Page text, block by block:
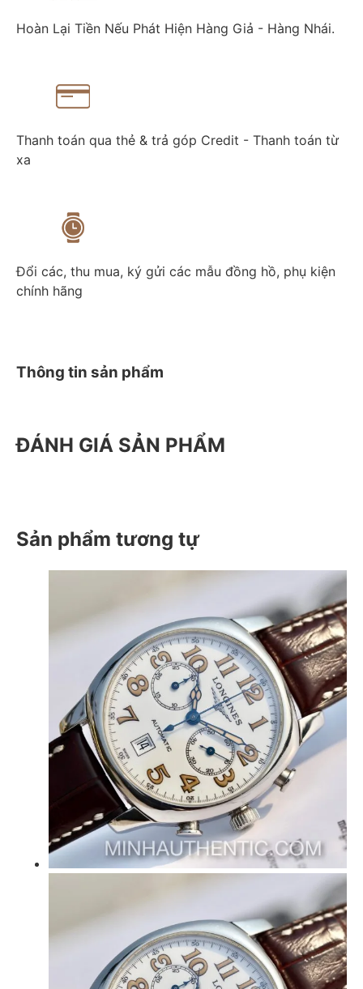
Hoàn Lại Tiền Nếu Phát Hiện Hàng Giả - Hàng Nhái.
Thanh toán qua thẻ & trả góp Credit - Thanh toán từ
xa
Đổi các, thu mua, ký gửi các mẫu đồng hồ, phụ kiện
chính hãng
Thông tin sản phẩm
ĐÁNH GIÁ SẢN PHẨM
Sản phẩm tương tự